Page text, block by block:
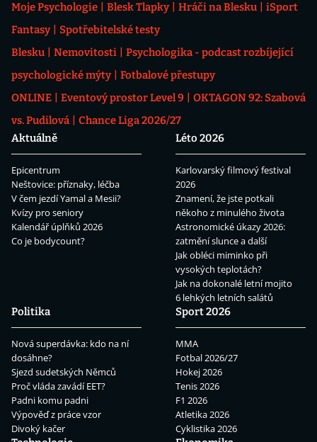
Moje Psychologie Blesk Tlapky Hráči na Blesku
iSport
Fantasy
Spotřebitelské testy
Blesku
Nemovitosti
Psychologika - podcast rozbíjející
psychologické mýty
Fotbalové přestupy
ONLINE
Eventový prostor Level 9
OKTAGON 92: Szabová
vs. Pudilová
Chance Liga 2026/27
Aktuálně
Epicentrum
Neštovice: příznaky, léčba
V čem jezdí Yamal a Mesii?
Kvízy pro seniory
Kalendář úplňků 2026
Co je bodycount?
Léto 2026
Karlovarský filmový festival
2026
Znamení, že jste potkali
někoho z minulého života
Astronomické úkazy 2026:
zatmění slunce a další
Jak obléci miminko při
vysokých teplotách?
Jak na dokonalé letní mojito
6 lehkých letních salátů
Politika
Nová superdávka: kdo na ní
dosáhne?
Sjezd sudetských Němců
Proč vláda zavádí EET?
Padni komu padni
Výpověď z práce vzor
Divoký kačer
Sport 2026
MMA
Fotbal 2026/27
Hokej 2026
Tenis 2026
F1 2026
Atletika 2026
Cyklistika 2026